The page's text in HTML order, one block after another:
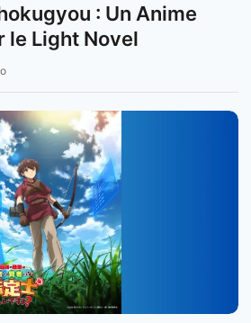
: Un Anime
le Light Novel